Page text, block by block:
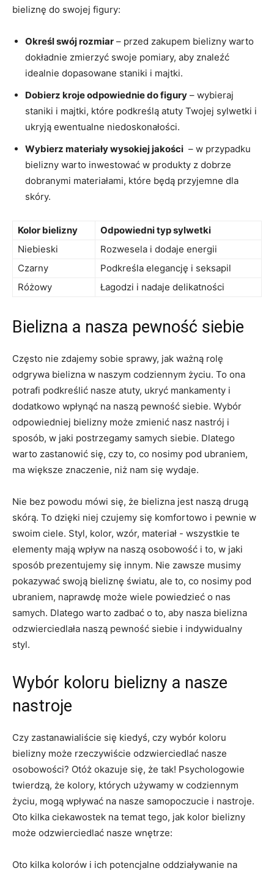
bieliznę do swojej figury:
Określ swój rozmiar ‍– przed zakupem bielizny warto
dokładnie zmierzyć swoje‍ pomiary,⁤ aby znaleźć
idealnie‌ dopasowane staniki i majtki.
Dobierz kroje odpowiednie ⁢do⁢ figury – ⁤wybieraj
staniki i majtki,‌ które podkreślą atuty Twojej sylwetki i
ukryją ewentualne⁢ niedoskonałości.
Wybierz materiały wysokiej jakości ⁢ – w przypadku
bielizny warto inwestować w⁣ produkty z dobrze
dobranymi materiałami, które będą⁤ przyjemne dla
skóry.
Kolor⁣ bielizny
Odpowiedni typ sylwetki
Niebieski
Rozwesela i dodaje energii
Czarny
Podkreśla elegancję i seksapil
Różowy
Łagodzi i nadaje delikatności
Bielizna a nasza pewność siebie
Często nie zdajemy sobie⁣ sprawy, ⁢jak ⁣ważną rolę
odgrywa bielizna w naszym codziennym życiu. ⁢To ona
potrafi podkreślić nasze atuty, ukryć mankamenty i
dodatkowo wpłynąć na naszą pewność ‍siebie. ‌Wybór
odpowiedniej bielizny może zmienić nasz nastrój​ i
sposób, w jaki postrzegamy samych siebie. Dlatego⁣
warto zastanowić‌ się, czy ⁤to, co nosimy ⁣pod ubraniem,
ma większe znaczenie, niż⁣ nam się⁤ wydaje.
Nie bez powodu mówi się, że bielizna jest ⁢naszą drugą
‍skórą. To ⁤dzięki niej czujemy ⁢się ⁣komfortowo⁣ i​ pewnie w
swoim ‍ciele. Styl, kolor, wzór, materiał ⁣-‍ wszystkie​ te
elementy‌ mają ​wpływ⁣ na naszą osobowość i⁣ to, w ⁤jaki
sposób prezentujemy się innym. Nie zawsze​ musimy
pokazywać swoją bieliznę światu, ale to, co⁣ nosimy pod⁤
ubraniem, naprawdę może wiele⁤ powiedzieć o ⁤nas
⁤samych. Dlatego warto zadbać o to, aby nasza bielizna⁣
odzwierciedlała naszą ‌pewność ⁣siebie i⁣ indywidualny
styl.
Wybór koloru bielizny a nasze
⁢nastroje
Czy⁣ zastanawialiście się kiedyś, czy wybór koloru
bielizny może rzeczywiście odzwierciedlać ⁣nasze
⁤osobowości? Otóż okazuje ⁤się, że tak!⁢ Psychologowie
‍twierdzą, że ‍kolory, których używamy w codziennym⁣
życiu, mogą ‌wpływać na nasze samopoczucie i nastroje.
Oto kilka ciekawostek na ‍temat tego, jak kolor bielizny⁢
może odzwierciedlać nasze wnętrze:
Oto kilka kolorów i ich potencjalne‍ oddziaływanie na⁣